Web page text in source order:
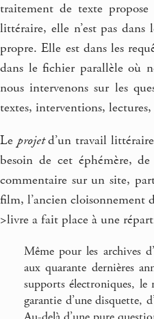
traitement de texte
littéraire, elle n’est pas dans
propre. Elle est dans les
dans le fichier parallèle où
nous intervenons sur les
textes, interventions,
Le projetd’un travail
besoin de cet éphémère,
commentaire sur un site,
film, l’ancien cloisonnement
>livre a fait place à une
Même pour les archives
aux quarante dernières
supports électroniques, le
garantie d’une disquette,